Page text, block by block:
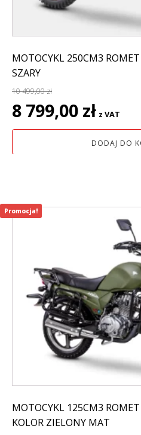
MOTOCYKL 250CM3
SZARY
10 499,00zł
Pierwotna
cena
wynosiła:
8 799,00 zł cena
wynosi:
8
z VAT
DODAJ DO
MOTOCYKL 125CM3
KOLOR ZIELONY MAT
Promocja!